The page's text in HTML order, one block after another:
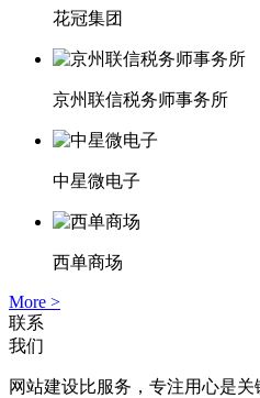
花冠集团
京州联信税务师事务所
中星微电子
西单商场
More >
联系
我们
网站建设比服务，专注用心是关